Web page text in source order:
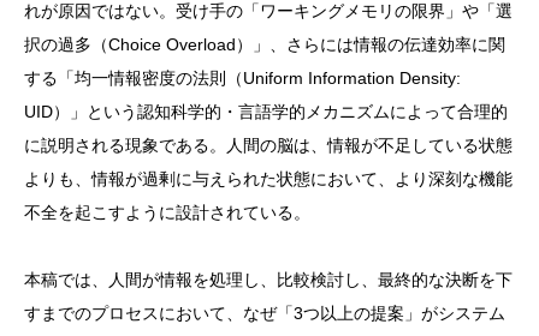
れが原因ではない。受け手の「ワーキングメモリの限界」や「選
択の過多（Choice Overload）」、さらには情報の伝達効率に関
する「均一情報密度の法則（Uniform Information Density:
UID）」という認知科学的・言語学的メカニズムによって合理的
に説明される現象である。人間の脳は、情報が不足している状態
よりも、情報が過剰に与えられた状態において、より深刻な機能
不全を起こすように設計されている。
本稿では、人間が情報を処理し、比較検討し、最終的な決断を下
すまでのプロセスにおいて、なぜ「3つ以上の提案」がシステム